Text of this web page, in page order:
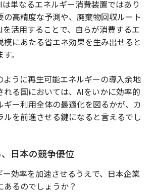
は単なるエネルギー消費装置ではあり
の高精度な予測や、廃棄物回収ルート
活用することで、自らが消費するエ
模にあたる省エネ効果を生み出せると
。
ように再生可能エネルギーの導入余地
れる国においては、AIをいかに効率的
ギー利用全体の最適化を図るかが、カ
ルを前進させる鍵になると言えるでし
日本の競争優位
効率を加速させるうえで、日本企業
るのでしょうか？